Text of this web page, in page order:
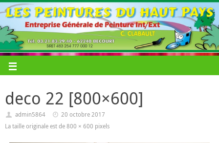
deco 22 [800×600]
admin5864
20 octobre 2017
La taille originale est de800 × 600 pixels